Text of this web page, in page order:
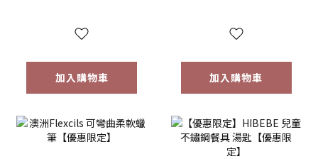
加入購物車 加入購物車